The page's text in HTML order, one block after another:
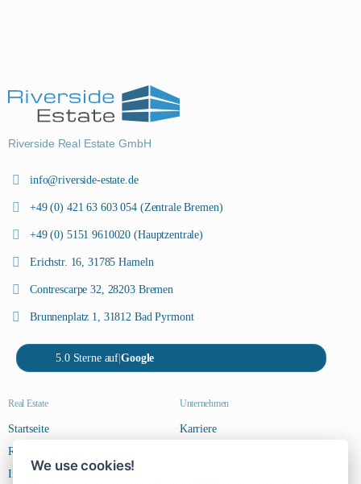
We use cookies!
Riverside Real Estate GmbH
info@riverside-estate.de
+49 (0) 421 63 603 054 (Zentrale Bremen)
+49 (0) 5151 9610020 (Hauptzentrale)
Erichstr. 16, 31785 Hameln
Contrescarpe 32, 28203 Bremen
Brunnenplatz 1, 31812 Bad Pyrmont
5.0 Sterne auf|Google
Real Estate
Startseite
Riverside Steps
Immobilien
Unternehmen
Karriere